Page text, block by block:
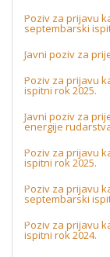
Poziv za prijavu
septembarski
Javni poziv za
Poziv za prijavu
ispitni rok 2025.
Javni poziv za
energije
Poziv za prijavu
ispitni rok 2025.
Poziv za prijavu
septembarski
Poziv za prijavu
ispitni rok 2024.